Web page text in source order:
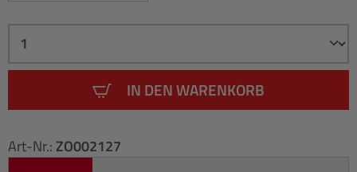
IN DEN WARENKORB
Art-Nr.: ZO002127